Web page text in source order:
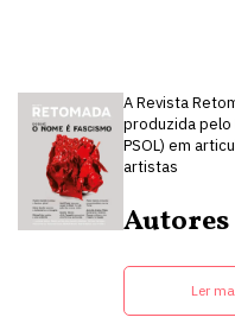
A Revista
produzida pelo
PSOL) em
artistas
Autores
Ler